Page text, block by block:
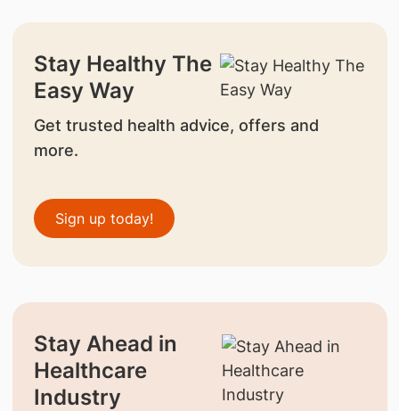
Stay Healthy The
Easy Way
Get trusted health advice, offers and
more.
Sign up today!
Stay Ahead in
Healthcare
Industry